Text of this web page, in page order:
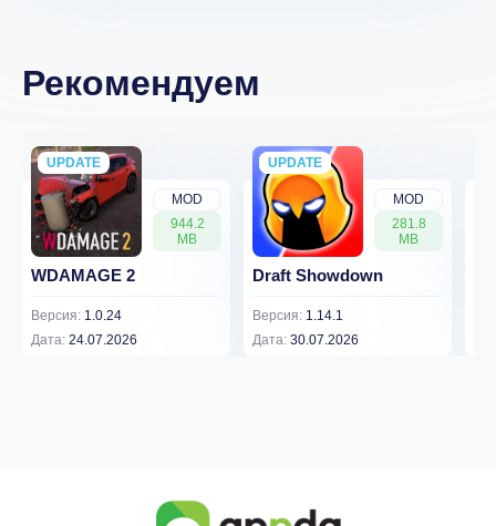
Рекомендуем
MOD
944.2
MB
UPDATE
NEW
WDAMAGE 2
Версия: 1.0.24
Дата: 24.07.2026
MOD
281.8
MB
UPDATE
NEW
Draft Showdown
Версия: 1.14.1
Дата: 30.07.2026